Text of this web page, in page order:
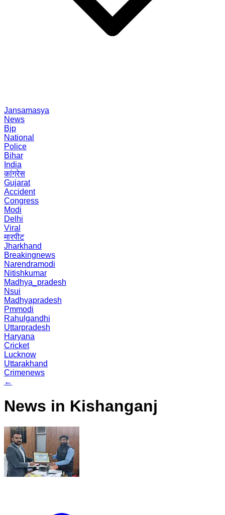
Jansamasya
News
Bjp
National
Police
Bihar
India
कांग्रेस
Gujarat
Accident
Congress
Modi
Delhi
Viral
मारपीट
Jharkhand
Breakingnews
Narendramodi
Nitishkumar
Madhya_pradesh
Nsui
Madhyapradesh
Pmmodi
Rahulgandhi
Uttarpradesh
Haryana
Cricket
Lucknow
Uttarakhand
Crimenews
←
News in Kishanganj